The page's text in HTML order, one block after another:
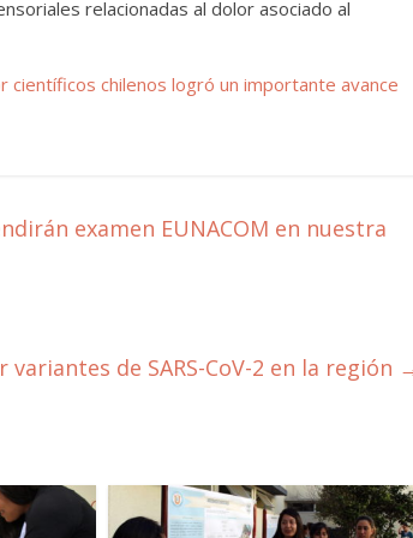
relacionadas al dolor asociado al
científicos chilenos logró un importante avance
examen EUNACOM en nuestra
de SARS-CoV-2 en la región